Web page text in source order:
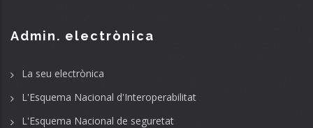
Admin. electrònica
La seu electrònica
L'Esquema Nacional d'Interoperabilitat
L'Esquema Nacional de seguretat